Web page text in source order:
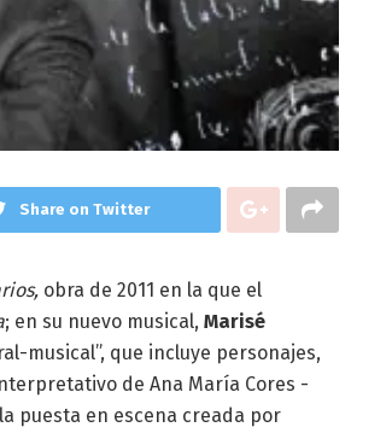
Share on Twitter
obra de 2011 en la que el
; en su nuevo musical, Marisé
musical”, que incluye personajes,
de Ana María Cores -
puesta en escena creada por